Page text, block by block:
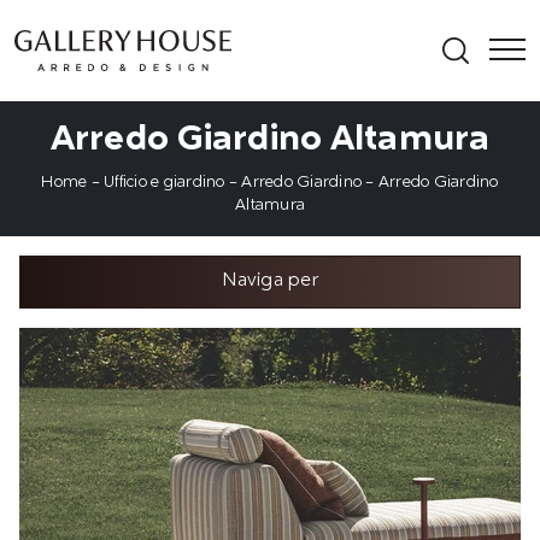
Arredo Giardino Altamura
Home - Ufficio e giardino -Arredo Giardino - Arredo Giardino
Altamura
Naviga per